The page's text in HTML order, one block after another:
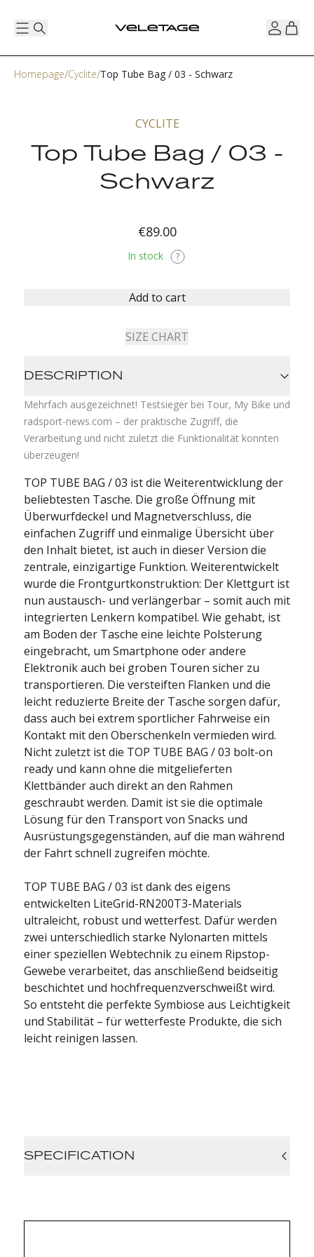
Homepage Cyclite Top Tube Bag / 03 - Schwarz
CYCLITE
Top Tube Bag / 03 -
Schwarz
€89.00
In stock
Add to cart
SIZE CHART
DESCRIPTION
Mehrfach ausgezeichnet! Testsieger bei Tour, My Bike und
radsport-news.com – der praktische Zugriff, die
Verarbeitung und nicht zuletzt die Funktionalität konnten
überzeugen!
TOP TUBE BAG / 03 ist die Weiterentwicklung der
beliebtesten Tasche. Die große Öffnung mit
Überwurfdeckel und Magnetverschluss, die
einfachen Zugriff und einmalige Übersicht über
den Inhalt bietet, ist auch in dieser Version die
zentrale, einzigartige Funktion. Weiterentwickelt
wurde die Frontgurtkonstruktion: Der Klettgurt ist
nun austausch- und verlängerbar – somit auch mit
integrierten Lenkern kompatibel. Wie gehabt, ist
am Boden der Tasche eine leichte Polsterung
eingebracht, um Smartphone oder andere
Elektronik auch bei groben Touren sicher zu
transportieren. Die versteiften Flanken und die
leicht reduzierte Breite der Tasche sorgen dafür,
dass auch bei extrem sportlicher Fahrweise ein
Kontakt mit den Oberschenkeln vermieden wird.
Nicht zuletzt ist die TOP TUBE BAG / 03 bolt-on
ready und kann ohne die mitgelieferten
Klettbänder auch direkt an den Rahmen
geschraubt werden. Damit ist sie die optimale
Lösung für den Transport von Snacks und
Ausrüstungsgegenständen, auf die man während
der Fahrt schnell zugreifen möchte.
TOP TUBE BAG / 03 ist dank des eigens
entwickelten LiteGrid-RN200T3-Materials
ultraleicht, robust und wetterfest. Dafür werden
zwei unterschiedlich starke Nylonarten mittels
einer speziellen Webtechnik zu einem Ripstop-
Gewebe verarbeitet, das anschließend beidseitig
beschichtet und hochfrequenzverschweißt wird.
So entsteht die perfekte Symbiose aus Leichtigkeit
und Stabilität – für wetterfeste Produkte, die sich
leicht reinigen lassen.
SPECIFICATION
mounted behind the head tube or in front of